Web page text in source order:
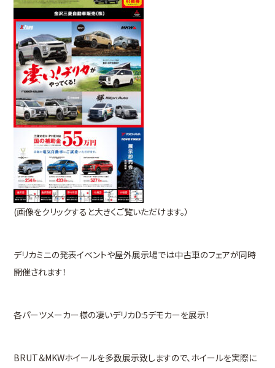
(画像をクリックすると大きくご覧いただけます。）
デリカミニの発表イベントや屋外展示場では中古車のフェアが同時
開催されます！
各パーツメーカー様の凄いデリカD:5デモカーを展示！
BRUT＆MKWホイールを多数展示致しますので、ホイールを実際に